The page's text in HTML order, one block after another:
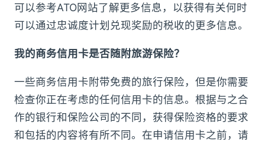
可以参考ATO网站了解更多信息，以获得有关何时
可以通过忠诚度计划兑现奖励的税收的更多信息。
我的商务信用卡是否随附旅游保险？
一些商务信用卡附带免费的旅行保险，但是你需要
检查你正在考虑的任何信用卡的信息。根据与之合
作的银行和保险公司的不同，获得保险资格的要求
和包括的内容将有所不同。在申请信用卡之前，请